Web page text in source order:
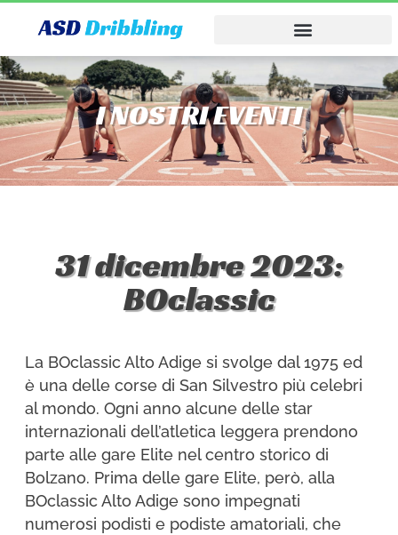
I NOSTRI EVENTI
31 dicembre 2023:
BOclassic
La BOclassic Alto Adige si svolge dal 1975 ed
è una delle corse di San Silvestro più celebri
al mondo. Ogni anno alcune delle star
internazionali dell’atletica leggera prendono
parte alle gare Elite nel centro storico di
Bolzano. Prima delle gare Elite, però, alla
BOclassic Alto Adige sono impegnati
numerosi podisti e podiste amatoriali, che